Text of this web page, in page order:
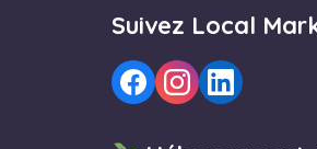
Suivez Local